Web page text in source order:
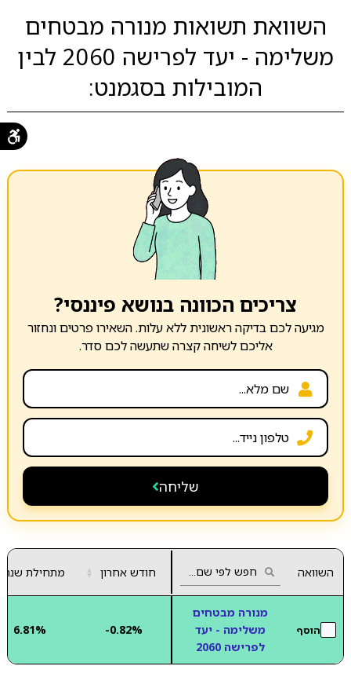
השוואת תשואות מנורה מבטחים
משלימה - יעד לפרישה 2060 לבין
המובילות בסגמנט:
צריכים הכוונה בנושא פיננסי?
מגיעה לכם בדיקה ראשונית ללא עלות. השאירו פרטים ונחזור
אליכם לשיחה קצרה שתעשה לכם סדר.
שליחה
השוואה חודש אחרון ▲
▼ מתחילת שנה
הוסף
מנורה מבטחים
משלימה - יעד
לפרישה 2060
-0.82%
6.81%